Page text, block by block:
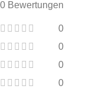
0 Bewertungen
0
0
0
0